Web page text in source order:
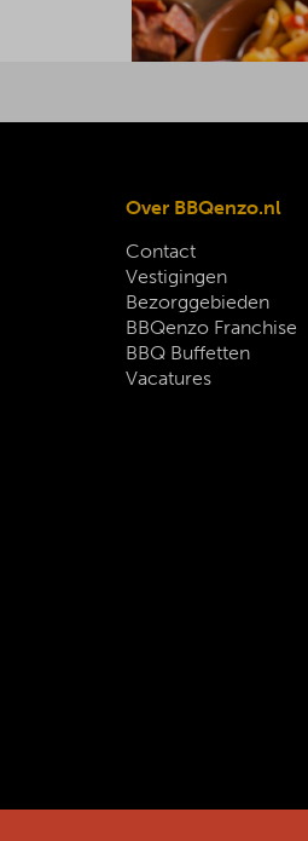
Over BBQenzo.nl
Contact
Vestigingen
Bezorggebieden
BBQenzo Franchise
BBQ Buffetten
Vacatures